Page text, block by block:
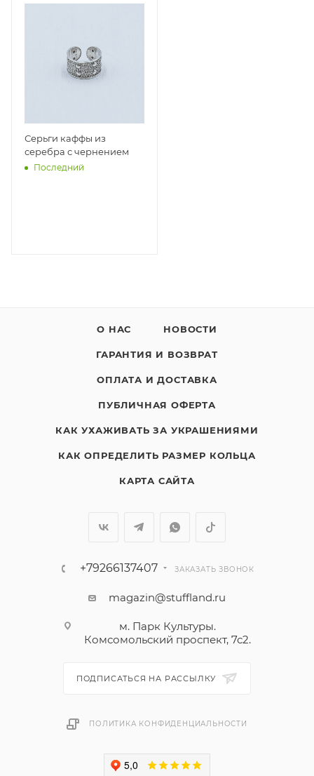
Серьги каффы из
серебра с чернением
Последний
О НАС НОВОСТИ
ГАРАНТИЯ И ВОЗВРАТ
ОПЛАТА И ДОСТАВКА
ПУБЛИЧНАЯ ОФЕРТА
КАК УХАЖИВАТЬ ЗА УКРАШЕНИЯМИ
КАК ОПРЕДЕЛИТЬ РАЗМЕР КОЛЬЦА
КАРТА САЙТА
+79266137407 ЗАКАЗАТЬ ЗВОНОК
magazin@stuffland.ru
м. Парк Культуры.
Комсомольский проспект, 7с2.
ПОДПИСАТЬСЯ НА РАССЫЛКУ
ПОЛИТИКА КОНФИДЕНЦИАЛЬНОСТИ